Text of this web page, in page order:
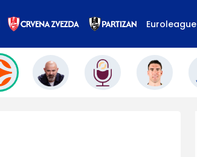
Euroleague